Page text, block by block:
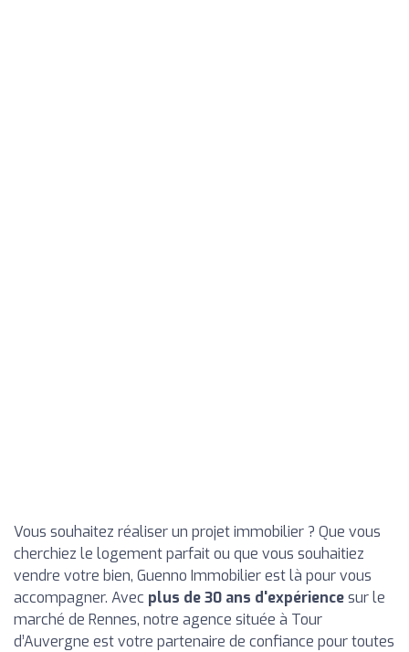
Vous souhaitez réaliser un projet immobilier ? Que vous
cherchiez le logement parfait ou que vous souhaitiez
vendre votre bien, Guenno Immobilier est là pour vous
accompagner. Avec plus de 30 ans d'expériencesur le
marché de Rennes, notre agence située à Tour
d’Auvergne est votre partenaire de confiance pour toutes